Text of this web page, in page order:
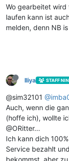
Wo gearbeitet
laufen kann ist
melden, denn NB
Iliya STAFF
@sim32101 @
Auch, wenn die
(hoffe ich), wollte
@ORitter...
Ich kann dich
Service bezahlt
bekommst, aber